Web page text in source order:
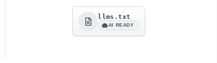
llms.txt
AI READY